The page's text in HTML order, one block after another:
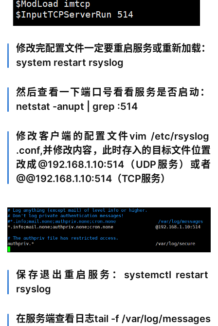
修改完配置文件一定要重启服务或重新加载：
system restart rsyslog
然后查看一下端口号看看服务是否启动：
netstat -anupt | grep :514
修改客户端的配置文件vim /etc/rsyslog
.conf,并修改内容，此时存入的目标文件位置
改成@192.168.1.10:514（UDP服务）或者
@@192.168.1.10:514（TCP服务）
保存退出重启服务：systemctl restart
rsyslog
在服务端查看日志tail -f /var/log/messages